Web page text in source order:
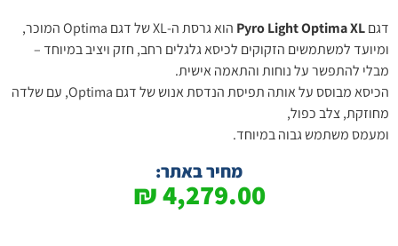
דגםPyro Light Optima XL הוא גרסת ה-XL של דגם Optima המוכר,
ומיועד למשתמשים הזקוקים לכיסא גלגלים רחב, חזק ויציב במיוחד –
מבלי להתפשר על נוחות והתאמה אישית.
הכיסא מבוסס על אותה תפיסת הנדסת אנוש של דגם Optima, עם שלדה
מחוזקת, צלב כפול,
ומעמס משתמש גבוה במיוחד.
מחיר באתר:
4,279.00
₪